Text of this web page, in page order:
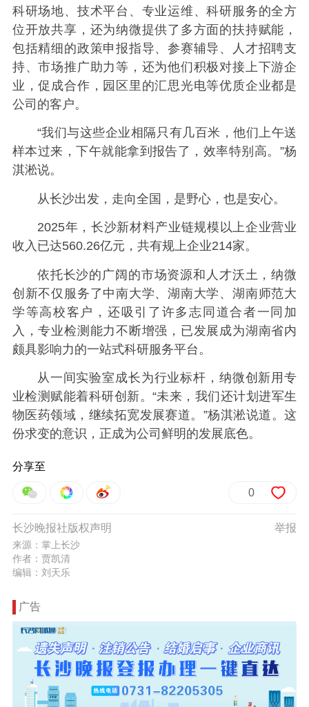
科研场地、技术平台、专业运维、科研服务的全方
位开放共享，还为纳微提供了多方面的扶持赋能，
包括精细的政策申报指导、参赛辅导、人才招聘支
持、市场推广助力等，还为他们积极对接上下游企
业，促成合作，园区里的汇思光电等优质企业都是
公司的客户。
“我们与这些企业相隔只有几百米，他们上午送
样本过来，下午就能拿到报告了，效率特别高。”杨
淇淞说。
从长沙出发，走向全国，是野心，也是安心。
2025年，长沙新材料产业链规模以上企业营业
收入已达560.26亿元，共有规上企业214家。
依托长沙的广阔的市场资源和人才沃土，纳微
创新不仅服务了中南大学、湖南大学、湖南师范大
学等高校客户，还吸引了许多志同道合者一同加
入，专业检测能力不断增强，已发展成为湖南省内
颇具影响力的一站式科研服务平台。
从一间实验室成长为行业标杆，纳微创新用专
业检测赋能着科研创新。“未来，我们还计划进军生
物医药领域，继续拓宽发展赛道。”杨淇淞说道。这
份求变的意识，正成为公司鲜明的发展底色。
分享至
0
举报
长沙晚报社版权声明
来源：掌上长沙
作者：贾凯清
编辑：刘天乐
广告